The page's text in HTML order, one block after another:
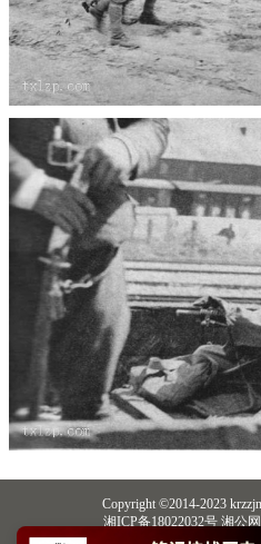
Copyright ©2014-2023
湘ICP备18022032号 湘公
中央网信办违法和不良信息举报中心